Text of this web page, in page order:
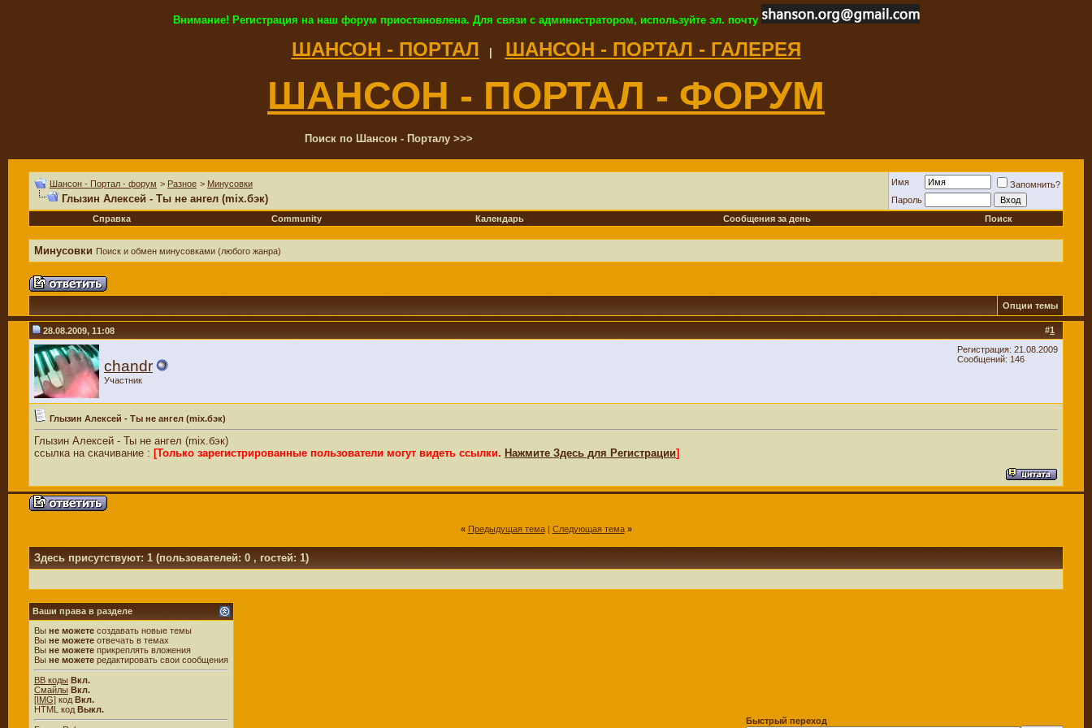
Внимание! Регистрация на наш форум приостановлена. Для связи с администратором, используйте эл. почту
ШАНСОН - ПОРТАЛ ШАНСОН - ПОРТАЛ - ГАЛЕРЕЯ
ШАНСОН - ПОРТАЛ - ФОРУМ
Поиск по Шансон - Порталу >>>
Шансон - Портал - форум > Разное > Минусовки
Глызин Алексей - Ты не ангел (mix.бэк)
Имя
Запомнить?
Пароль
Справка
Community Календарь Сообщения за день Поиск
Минусовки Поиск и обмен минусовками (любого жанра)
Опции темы
#1
28.08.2009, 11:08
chandr
Участник
Регистрация: 21.08.2009
Сообщений: 146
Глызин Алексей - Ты не ангел (mix.бэк)
Глызин Алексей - Ты не ангел (mix.бэк)
ссылка на скачивание : [Только зарегистрированные пользователи могут видеть ссылки. Нажмите Здесь для Регистрации]
« Предыдущая тема| Следующая тема »
Здесь присутствуют: 1 (пользователей: 0 , гостей: 1)
Ваши права в разделе
Вы не можете создавать новые темы
Вы не можете отвечать в темах
Вы не можете прикреплять вложения
Вы не можете редактировать свои сообщения
BB коды Вкл.
Смайлы Вкл.
[IMG] код Вкл.
HTML код Выкл.
Быстрый переход